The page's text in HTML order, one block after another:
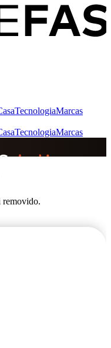
TecnologiaMarcas
TecnologiaMarcas
removido.